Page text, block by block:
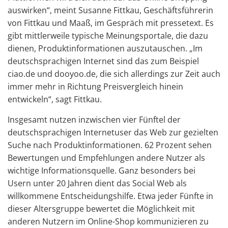
auswirken“, meint Susanne Fittkau, Geschäftsführerin
von Fittkau und Maaß, im Gespräch mit pressetext. Es
gibt mittlerweile typische Meinungsportale, die dazu
dienen, Produktinformationen auszutauschen. „Im
deutschsprachigen Internet sind das zum Beispiel
ciao.de und dooyoo.de, die sich allerdings zur Zeit auch
immer mehr in Richtung Preisvergleich hinein
entwickeln“, sagt Fittkau.
Insgesamt nutzen inzwischen vier Fünftel der
deutschsprachigen Internetuser das Web zur gezielten
Suche nach Produktinformationen. 62 Prozent sehen
Bewertungen und Empfehlungen andere Nutzer als
wichtige Informationsquelle. Ganz besonders bei
Usern unter 20 Jahren dient das Social Web als
willkommene Entscheidungshilfe. Etwa jeder Fünfte in
dieser Altersgruppe bewertet die Möglichkeit mit
anderen Nutzern im Online-Shop kommunizieren zu